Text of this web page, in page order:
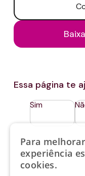
Essa página te
Sim
Para
experiência
cookies.